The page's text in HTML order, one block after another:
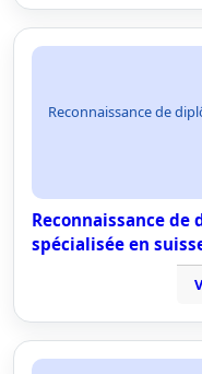
Reconnaissance de
Reconnaissance
spécialisée en